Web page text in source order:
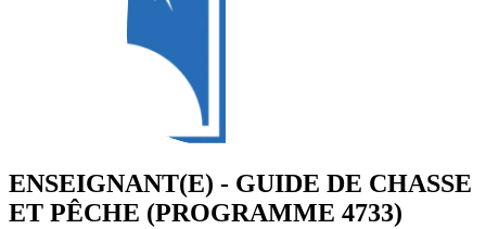
ENSEIGNANT(E) - GUIDE DE CHASSE
ET PÊCHE (PROGRAMME 4733)